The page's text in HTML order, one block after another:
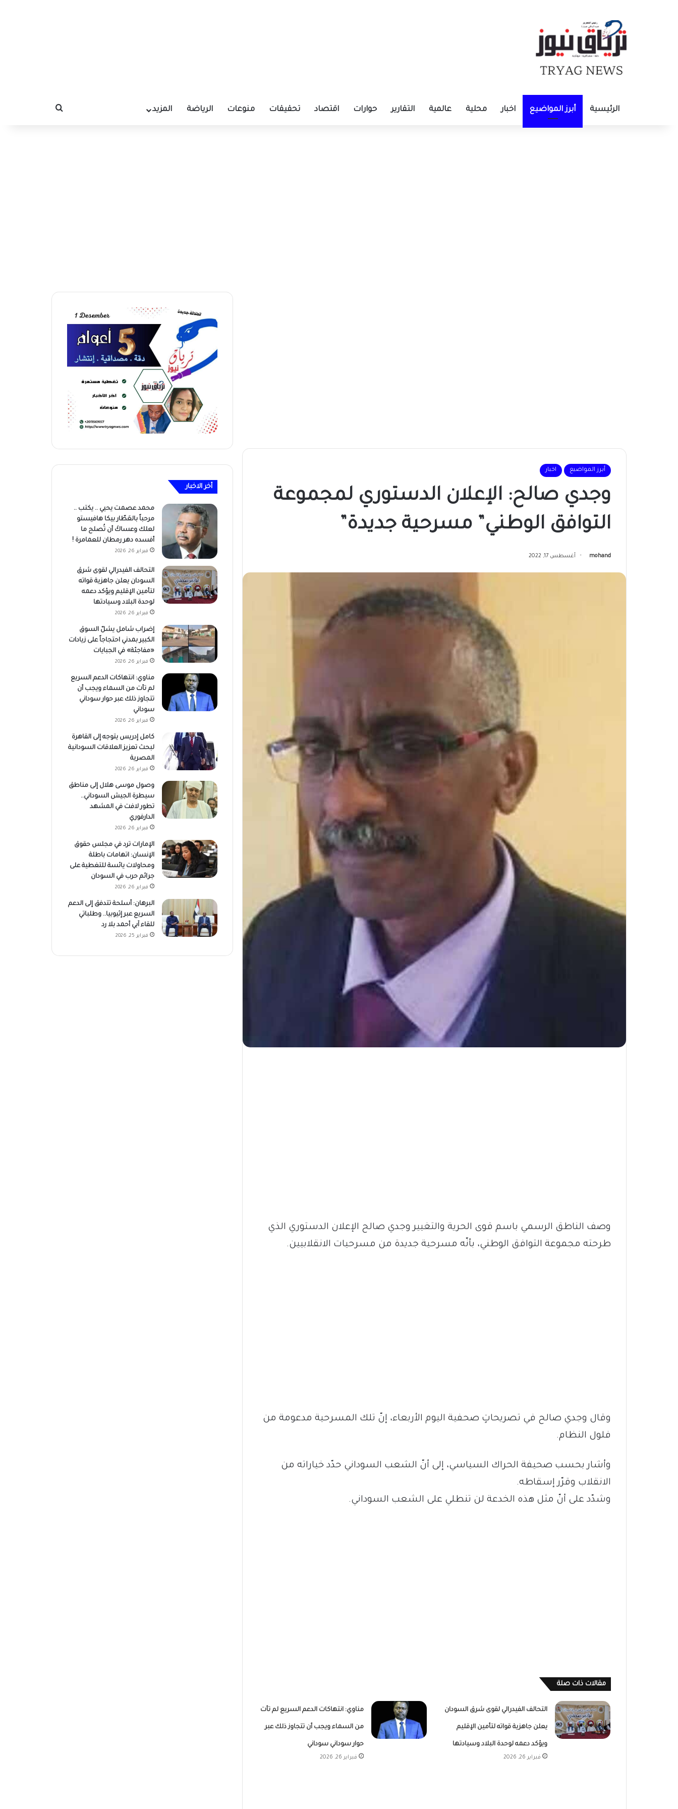
الرئيسية أبرز المواضيع اخبار محلية عالمية التقارير حوارات اقتصاد تحقيقات منوعات الرياضة المزيد بحث عن
أبرز المواضيع اخبار
وجدي صالح: الإعلان الدستوري لمجموعة
التوافق الوطني” مسرحية جديدة”
mohand أغسطس 17, 2022
وصف الناطق الرسمي باسم قوى الحرية والتغيير وجدي صالح الإعلان الدستوري الذي
طرحته مجموعة التوافق الوطني، بأنّه مسرحية جديدة من مسرحيات الانقلابيين.
وقال وجدي صالح في تصريحاتٍ صحفية اليوم الأربعاء، إنّ تلك المسرحية مدعومة من
فلول النظام.
وأشار بحسب صحيفة الحراك السياسي، إلى أنّ الشعب السوداني حدّد خياراته من
الانقلاب وقرّر إسقاطه.
وشدّد على أنّ مثل هذه الخدعة لن تنطلي على الشعب السوداني.
مقالات ذات صلة
التحالف الفيدرالي لقوى شرق السودان
يعلن جاهزية قواته لتأمين الإقليم
ويؤكد دعمه لوحدة البلاد وسيادتها
فبراير 26, 2026
مناوي: انتهاكات الدعم السريع لم تأت
من السماء ويجب أن تتجاوز ذلك عبر
حوار سوداني سوداني
فبراير 26, 2026
أخر الاخبار
محمد عصمت يحيي .. يكتب ..
مرحباً بالعَطّار بيكا هافيستو
لعلك وعساكَ أن تُصلح ما
أفسده دهر رمطان للعمامرة !
فبراير 26, 2026
التحالف الفيدرالي لقوى شرق
السودان يعلن جاهزية قواته
لتأمين الإقليم ويؤكد دعمه
لوحدة البلاد وسيادتها
فبراير 26, 2026
إضراب شامل يشلّ السوق
الكبير بمدني احتجاجاً على زيادات
«مفاجئة» في الجبايات
فبراير 26, 2026
مناوي: انتهاكات الدعم السريع
لم تأت من السماء ويجب أن
تتجاوز ذلك عبر حوار سوداني
سوداني
فبراير 26, 2026
كامل إدريس يتوجه إلى القاهرة
لبحث تعزيز العلاقات السودانية
المصرية
فبراير 26, 2026
وصول موسى هلال إلى مناطق
سيطرة الجيش السوداني..
تطور لافت في المشهد
الدارفوري
فبراير 26, 2026
الإمارات ترد في مجلس حقوق
الإنسان: اتهامات باطلة
ومحاولات يائسة للتغطية على
جرائم حرب في السودان
فبراير 26, 2026
البرهان: أسلحة تتدفق إلى الدعم
السريع عبر إثيوبيا.. وطلباتي
للقاء آبي أحمد بلا رد
فبراير 25, 2026